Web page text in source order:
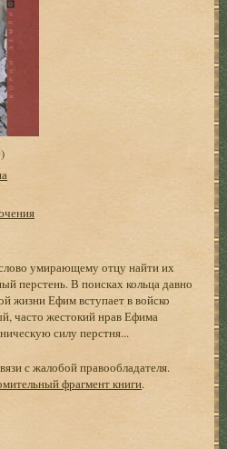
умирающему отцу найти их
перстень. В поисках кольца давно
жизни Ефим вступает в войско
часто жестокий нрав Ефима
силу перстня...
с жалобой правообладателя.
фрагмент книги.